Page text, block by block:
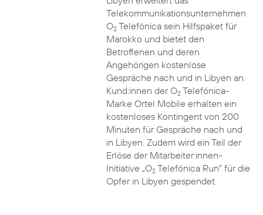
Telekommunikationsunternehmen
O2Telefónica sein Hilfspaket für
Marokko und bietet den
Betroffenen und deren
Angehörigen kostenlose
Gespräche nach und in Libyen an.
Kund:innen der O2Telefónica-
Marke Ortel Mobile erhalten ein
kostenloses Kontingent von 200
Minuten für Gespräche nach und
in Libyen. Zudem wird ein Teil der
Erlöse der Mitarbeiter:innen-
Initiative „O2Telefónica Run“ für die
Opfer in Libyen gespendet.